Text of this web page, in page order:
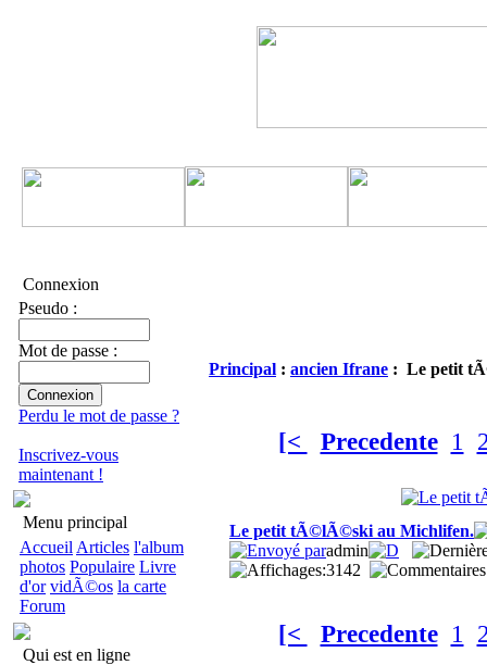
Connexion
Pseudo :
Mot de passe :
Perdu le mot de passe ?
Inscrivez-vous
maintenant !
Menu principal
Accueil Articles l'album
photos Populaire Livre
d'or vidÃ©os la carte
Forum
Qui est en ligne
Principal : ancien Ifrane : Le petit
[< Precedente 1
Le petit tÃ©lÃ©ski au Michlifen.
admin
3142
[< Precedente 1